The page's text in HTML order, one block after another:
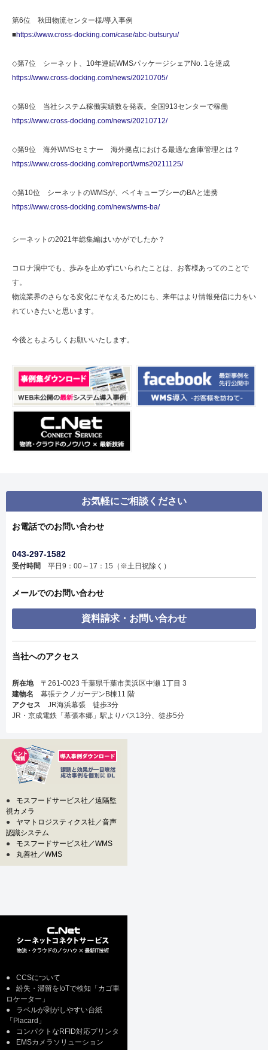
第6位 秋田物流センター様/導入事例
■https://www.cross-docking.com/case/abc-butsuryu/
◇第7位 シーネット、10年連続WMSパッケージシェアNo. 1を達成
https://www.cross-docking.com/news/20210705/
◇第8位 当社システム稼働実績数を発表。全国913センターで稼働
https://www.cross-docking.com/news/20210712/
◇第9位 海外WMSセミナー 海外拠点における最適な倉庫管理とは？
https://www.cross-docking.com/report/wms20211125/
◇第10位 シーネットのWMSが、ベイキューブシーのBAと連携
https://www.cross-docking.com/news/wms-ba/
シーネットの2021年総集編はいかがでしたか？
コロナ渦中でも、歩みを止めずにいられたことは、お客様あってのことで
す。
物流業界のさらなる変化にそなえるためにも、来年はより情報発信に力をい
れていきたいと思います。
今後ともよろしくお願いいたします。
お気軽にご相談ください
お電話でのお問い合わせ
043-297-1582
受付時間 平日9：00～17：15（※土日祝除く）
メールでのお問い合わせ
資料請求・お問い合わせ
当社へのアクセス
所在地〒261-0023 千葉県千葉市美浜区中瀬 1丁目 3
建物名 幕張テクノガーデンB棟11 階
アクセス JR海浜幕張 徒歩3分
JR・京成電鉄「幕張本郷」駅よりバス13分、徒歩5分
●
モスフードサービス社／遠隔監
視カメラ
●
ヤマトロジスティクス社／音声
認識システム
●
モスフードサービス社／WMS
●
丸善社／WMS
●
CCSについて
●
紛失・滞留をIoTで検知「カゴ車
ロケーター」
●
ラベルが剥がしやすい台紙
「Placard」
●
コンパクトなRFID対応プリンタ
●
EMSカメラソリューション